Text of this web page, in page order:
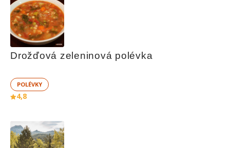
Drožďová zeleninová polévka
POLÉVKY
4,8